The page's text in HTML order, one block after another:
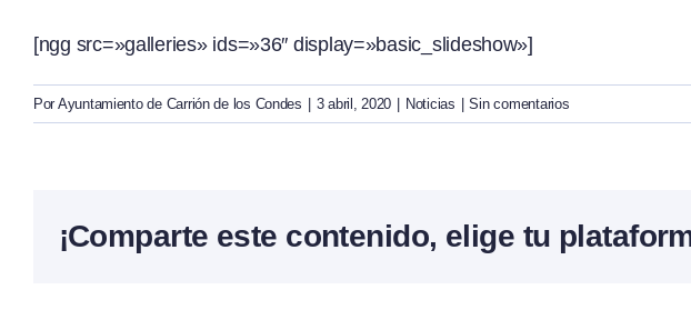
[ngg src=»galleries» ids=»36″ display=»basic_slideshow»]
Por Ayuntamiento de Carrión de los Condes 3 abril, 2020 Noticias Sin comentarios
¡Comparte este contenido, elige tu